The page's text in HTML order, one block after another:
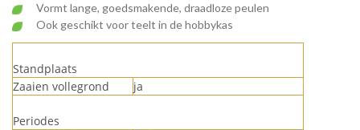
Vormt lange, goedsmakende, draadloze peulen
Ook geschikt voor teelt in de hobbykas
Standplaats
Zaaien vollegrond
ja
Periodes